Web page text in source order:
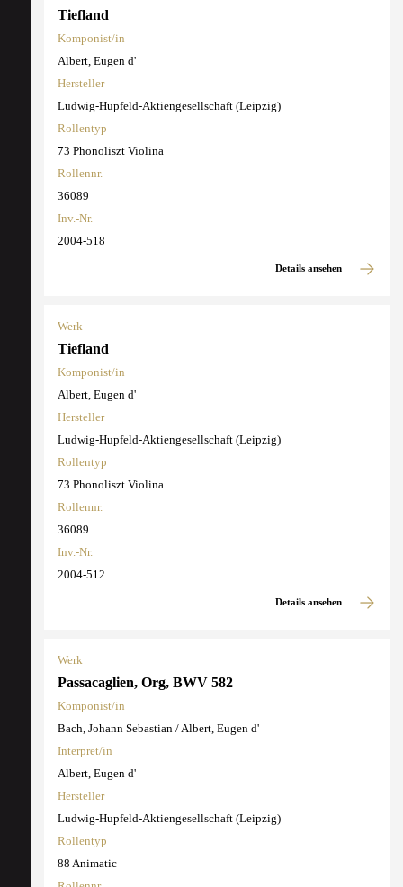
Tiefland
Komponist/in
Albert, Eugen d'
Hersteller
Ludwig-Hupfeld-Aktiengesellschaft (Leipzig)
Rollentyp
73 Phonoliszt Violina
Rollennr.
36089
Inv.-Nr.
2004-518
Details ansehen
Werk
Tiefland
Komponist/in
Albert, Eugen d'
Hersteller
Ludwig-Hupfeld-Aktiengesellschaft (Leipzig)
Rollentyp
73 Phonoliszt Violina
Rollennr.
36089
Inv.-Nr.
2004-512
Details ansehen
Werk
Passacaglien, Org, BWV 582
Komponist/in
Bach, Johann Sebastian / Albert, Eugen d'
Interpret/in
Albert, Eugen d'
Hersteller
Ludwig-Hupfeld-Aktiengesellschaft (Leipzig)
Rollentyp
88 Animatic